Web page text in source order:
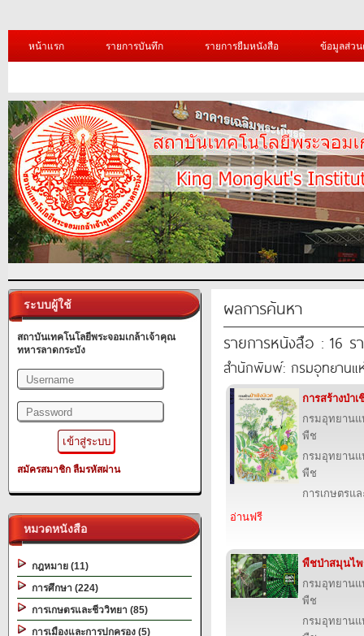
หน้าแรก รายการบันทึก รายการยืมหนังสือ ข้อมูลส่ว
ระบบผู้ใช้
สถาบันเทคโนโลยีพระจอมเกล้าเจ้าคุณ
ทหารลาดกระบัง
สมัครสมาชิก ลืมรหัสผ่าน
หมวดหนังสือ
กฎหมาย (11)
การศึกษา (224)
การเกษตรและชีววิทยา (85)
การเมืองและการปกครอง (5)
ผลการค้นหา
รายการหนังสือ : 16 ร
สำนักพิมพ์: กรมอุทยานแ
การสร้างป่าเ
กรมอุทยาน
พืช
กรมอุทยาน
พืช
การเกษตรแ
อ่านฟรี
พืชป่าสมุนไ
กรมอุทยาน
พืช
กรมอุทยาน